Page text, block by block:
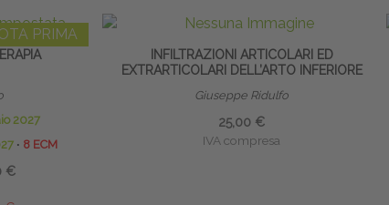
PRIMA
2027
∙ 8 ECM
€
INFILTRAZIONI ARTICOLARI ED
EXTRARTICOLARI DELL’ARTO INFERIORE
Giuseppe Ridulfo
25,00 €
IVA compresa